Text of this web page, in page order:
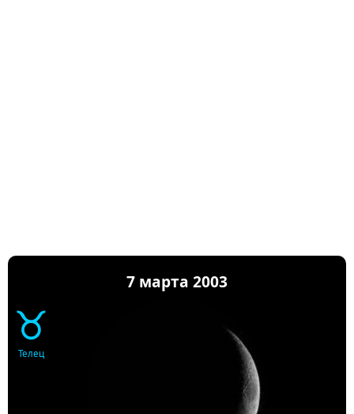
7 марта 2003
♉
Телец